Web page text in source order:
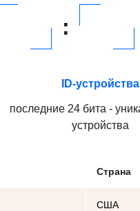
:
ID-устройства
последние 24 бита -
устройства
Страна
США